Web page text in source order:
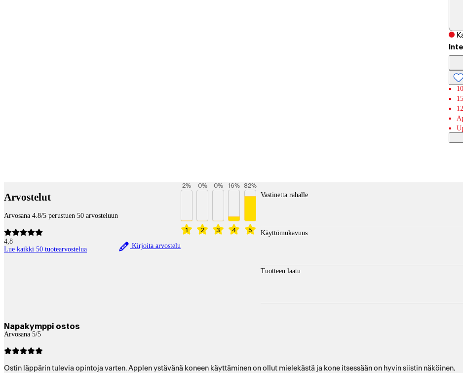
Arvostelut
Arvosana 4.8/5 perustuen 50 arvosteluun
4,8
Lue kaikki 50 tuotearvostelua
Kirjoita arvostelu
1
2%
2
0%
3
0%
4
16%
5
82%
Vastinetta rahalle
Käyttömukavuus
Tuotteen laatu
Napakymppi ostos
Arvosana 5/5
Ostin läppärin tulevia opintoja varten. Applen ystävänä koneen käyttäminen on ollut mielekästä ja kone itsessään on hyvin siistin näköinen.